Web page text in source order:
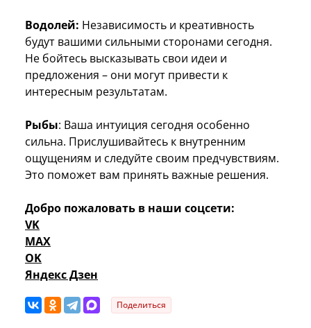
Водолей: Независимость и креативность
будут вашими сильными сторонами сегодня.
Не бойтесь высказывать свои идеи и
предложения – они могут привести к
интересным результатам.
Рыбы: Ваша интуиция сегодня особенно
сильна. Прислушивайтесь к внутренним
ощущениям и следуйте своим предчувствиям.
Это поможет вам принять важные решения.
Добро пожаловать в наши соцсети:
VK
MAX
OK
Яндекс Дзен
Поделиться